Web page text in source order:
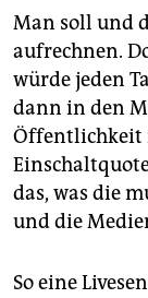
Man soll und
aufrechnen.
würde jeden
dann in den
Öffentlichkeit
das, was die
und die
So eine